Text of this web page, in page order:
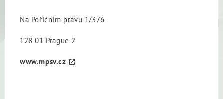
Na Poříčním právu 1/376
128 01 Prague 2
www.mpsv.cz